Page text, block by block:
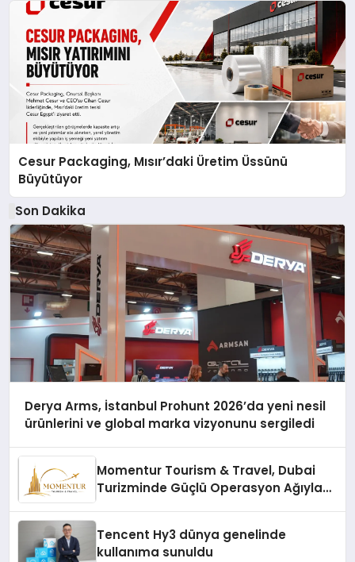
Cesur Packaging, Mısır’daki Üretim Üssünü
Büyütüyor
Son Dakika
Derya Arms, İstanbul Prohunt 2026’da yeni nesil
ürünlerini ve global marka vizyonunu sergiledi
Momentur Tourism & Travel, Dubai
Turizminde Güçlü Operasyon Ağıyla
Tencent Hy3 dünya genelinde
kullanıma sunuldu